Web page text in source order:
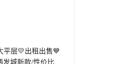
平层💛出租出售💙
城新款/性价比公